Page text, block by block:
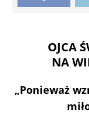
OJCA
NA
„Ponieważ